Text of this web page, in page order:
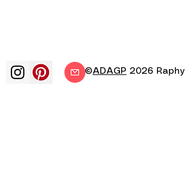
©ADAGP 2026 Raphy